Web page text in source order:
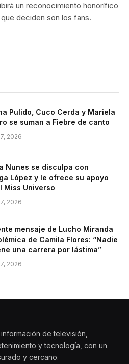
un reconocimiento honorífico
deciden son los fans.
Pulido, Cuco Cerda y Mariela
se suman a Fiebre de canto
2026
Nunes se disculpa con
López y le ofrece su apoyo
Miss Universo
2026
mensaje de Lucho Miranda
de Camila Flores: “Nadie
una carrera por lástima”
2026
de televisión,
y tecnología, con un
y cercano.